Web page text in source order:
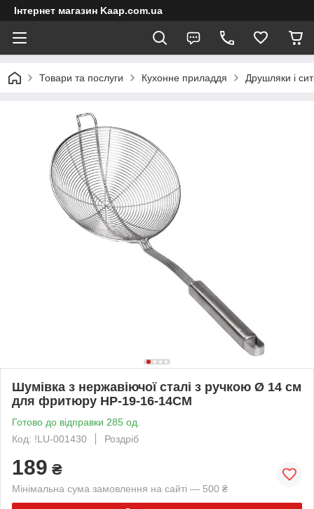
Інтернет магазин Kaap.com.ua
Товари та послуги Кухонне приладдя Друшляки і
Шумівка з нержавіючої сталі з ручкою Ø 14 см
для фритюру HP-19-16-14CM
Готово до відправки 285 од.
Код: !LU-001430
Роздріб
189 ₴
Мінімальна сума замовлення на сайті — 500 ₴